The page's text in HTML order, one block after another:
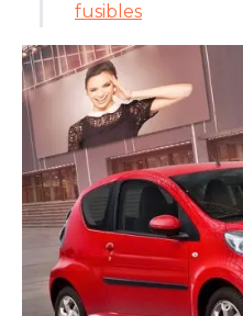
fusibles